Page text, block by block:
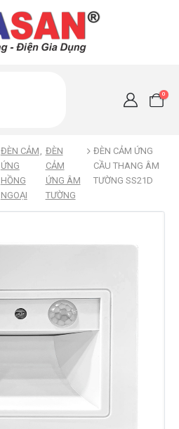
0
ĐÈN CẢM
ỨNG
HỒNG
NGOẠI
, ĐÈN
CẢM
ỨNG ÂM
TƯỜNG
ĐÈN CẢM ỨNG
CẦU THANG ÂM
TƯỜNG SS21D